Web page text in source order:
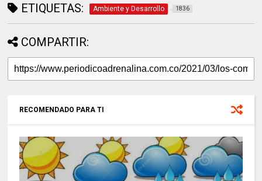
ETIQUETAS: Ambiente y Desarrollo 1836
COMPARTIR:
RECOMENDADO PARA TI